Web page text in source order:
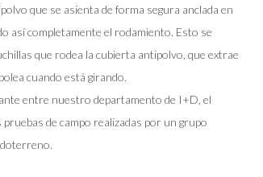
que se asienta de forma segura anclada en
así completamente el rodamiento. Esto se
que rodea la cubierta antipolvo, que extrae
cuando está girando.
entre nuestro departamento de I+D, el
de campo realizadas por un grupo